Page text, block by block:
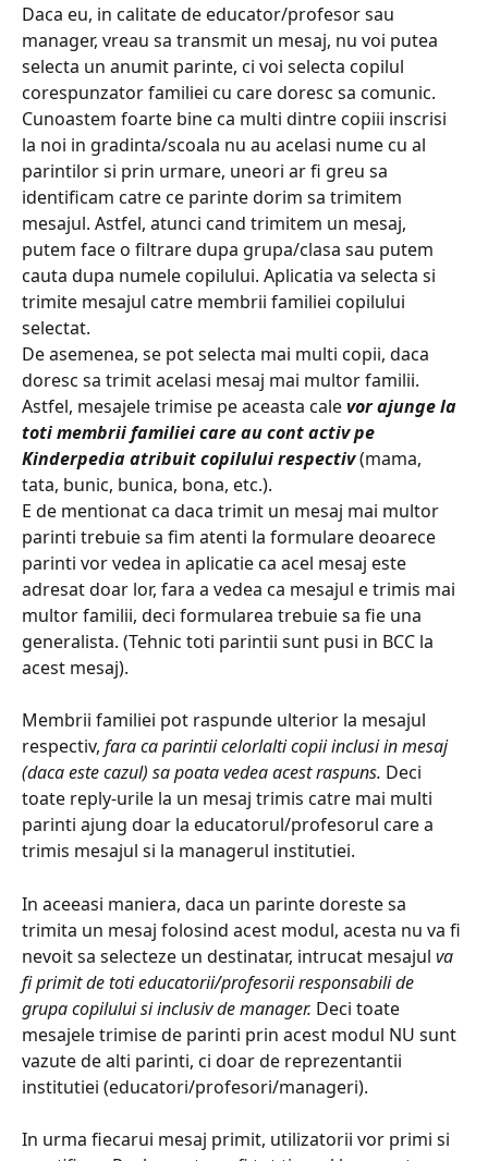
Daca eu, in calitate de educator/profesor sau
manager, vreau sa transmit un mesaj, nu voi putea
selecta un anumit parinte, ci voi selecta copilul
corespunzator familiei cu care doresc sa comunic.
Cunoastem foarte bine ca multi dintre copiii inscrisi
la noi in gradinta/scoala nu au acelasi nume cu al
parintilor si prin urmare, uneori ar fi greu sa
identificam catre ce parinte dorim sa trimitem
mesajul. Astfel, atunci cand trimitem un mesaj,
putem face o filtrare dupa grupa/clasa sau putem
cauta dupa numele copilului. Aplicatia va selecta si
trimite mesajul catre membrii familiei copilului
selectat.
De asemenea, se pot selecta mai multi copii, daca
doresc sa trimit acelasi mesaj mai multor familii.
Astfel, mesajele trimise pe aceasta calevor ajunge la
toti membrii familiei care au cont activ pe
Kinderpedia atribuit copilului respectiv (mama,
tata, bunic, bunica, bona, etc.).
E de mentionat ca daca trimit un mesaj mai multor
parinti trebuie sa fim atenti la formulare deoarece
parinti vor vedea in aplicatie ca acel mesaj este
adresat doar lor, fara a vedea ca mesajul e trimis mai
multor familii, deci formularea trebuie sa fie una
generalista. (Tehnic toti parintii sunt pusi in BCC la
acest mesaj).
Membrii familiei pot raspunde ulterior la mesajul
respectiv, fara ca parintii celorlalti copii inclusi in mesaj
(daca este cazul) sa poata vedea acest raspuns. Deci
toate reply-urile la un mesaj trimis catre mai multi
parinti ajung doar la educatorul/profesorul care a
trimis mesajul si la managerul institutiei.
In aceeasi maniera, daca un parinte doreste sa
trimita un mesaj folosind acest modul, acesta nu va fi
nevoit sa selecteze un destinatar, intrucat mesajul va
fi primit de toti educatorii/profesorii responsabili de
grupa copilului si inclusiv de manager. Deci toate
mesajele trimise de parinti prin acest modul NU sunt
vazute de alti parinti, ci doar de reprezentantii
institutiei (educatori/profesori/manageri).
In urma fiecarui mesaj primit, utilizatorii vor primi si